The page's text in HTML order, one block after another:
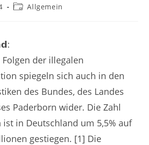
Allgemein
der illegalen
spiegeln sich auch in den
des Bundes, des Landes
Paderborn wider. Die Zahl
ist in Deutschland um 5,5% auf
gestiegen. [1] Die